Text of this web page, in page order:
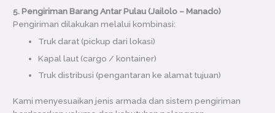
5. Pengiriman Barang Antar Pulau (Jailolo – Manado)
Pengiriman dilakukan melalui kombinasi:
Truk darat (pickup dari lokasi)
Kapal laut (cargo / kontainer)
Truk distribusi (pengantaran ke alamat tujuan)
Kami menyesuaikan jenis armada dan sistem pengiriman